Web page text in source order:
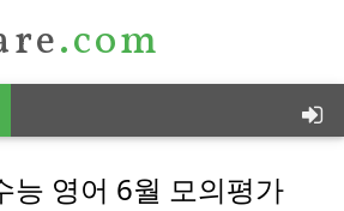
.com
력 있는 피이쉐어, 한국 No.1
능 영어 6월 모의평가